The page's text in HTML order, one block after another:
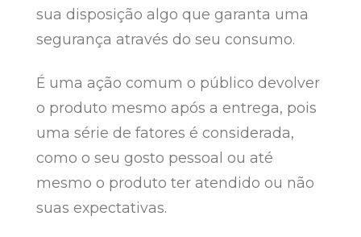
sua disposição algo que garanta uma
segurança através do seu consumo.
É uma ação comum o público devolver
o produto mesmo após a entrega, pois
uma série de fatores é considerada,
como o seu gosto pessoal ou até
mesmo o produto ter atendido ou não
suas expectativas.